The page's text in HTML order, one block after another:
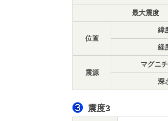
最大震度
位置
緯
経
震源
マグニ
深
震度3